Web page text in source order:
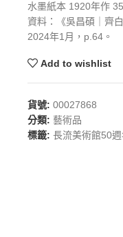
水墨紙本 1920年作
資料：《吳昌碩｜齊
2024年1月，p.64。
Add to wishlist
貨號: 00027868
分類: 藝術品
標籤: 長流美術館50